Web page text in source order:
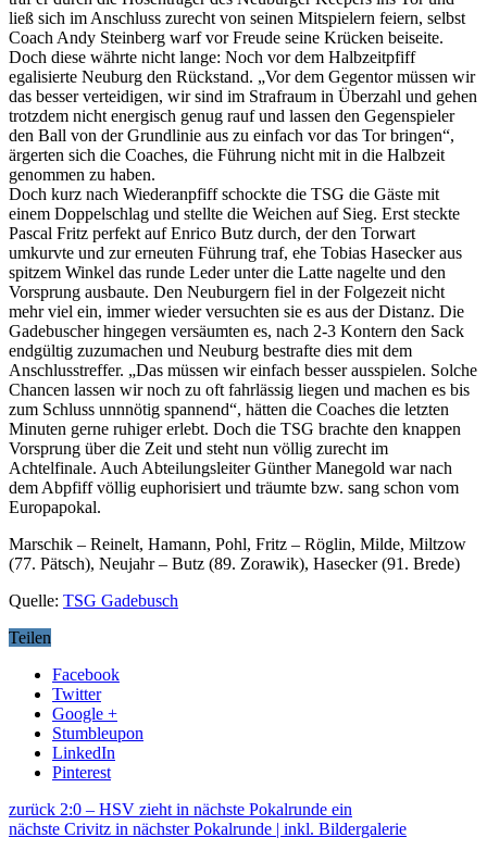
ließ sich im Anschluss zurecht von seinen Mitspielern feiern, selbst
Coach Andy Steinberg warf vor Freude seine Krücken beiseite.
Doch diese währte nicht lange: Noch vor dem Halbzeitpfiff
egalisierte Neuburg den Rückstand. „Vor dem Gegentor müssen wir
das besser verteidigen, wir sind im Strafraum in Überzahl und gehen
trotzdem nicht energisch genug rauf und lassen den Gegenspieler
den Ball von der Grundlinie aus zu einfach vor das Tor bringen“,
ärgerten sich die Coaches, die Führung nicht mit in die Halbzeit
genommen zu haben.
Doch kurz nach Wiederanpfiff schockte die TSG die Gäste mit
einem Doppelschlag und stellte die Weichen auf Sieg. Erst steckte
Pascal Fritz perfekt auf Enrico Butz durch, der den Torwart
umkurvte und zur erneuten Führung traf, ehe Tobias Hasecker aus
spitzem Winkel das runde Leder unter die Latte nagelte und den
Vorsprung ausbaute. Den Neuburgern fiel in der Folgezeit nicht
mehr viel ein, immer wieder versuchten sie es aus der Distanz. Die
Gadebuscher hingegen versäumten es, nach 2-3 Kontern den Sack
endgültig zuzumachen und Neuburg bestrafte dies mit dem
Anschlusstreffer. „Das müssen wir einfach besser ausspielen. Solche
Chancen lassen wir noch zu oft fahrlässig liegen und machen es bis
zum Schluss unnnötig spannend“, hätten die Coaches die letzten
Minuten gerne ruhiger erlebt. Doch die TSG brachte den knappen
Vorsprung über die Zeit und steht nun völlig zurecht im
Achtelfinale. Auch Abteilungsleiter Günther Manegold war nach
dem Abpfiff völlig euphorisiert und träumte bzw. sang schon vom
Europapokal.
Marschik – Reinelt, Hamann, Pohl, Fritz – Röglin, Milde, Miltzow
(77. Pätsch), Neujahr – Butz (89. Zorawik), Hasecker (91. Brede)
Quelle: TSG Gadebusch
Teilen
Facebook
Twitter
Google +
Stumbleupon
LinkedIn
Pinterest
zurück 2:0 – HSV zieht in nächste Pokalrunde ein
nächste Crivitz in nächster Pokalrunde | inkl. Bildergalerie